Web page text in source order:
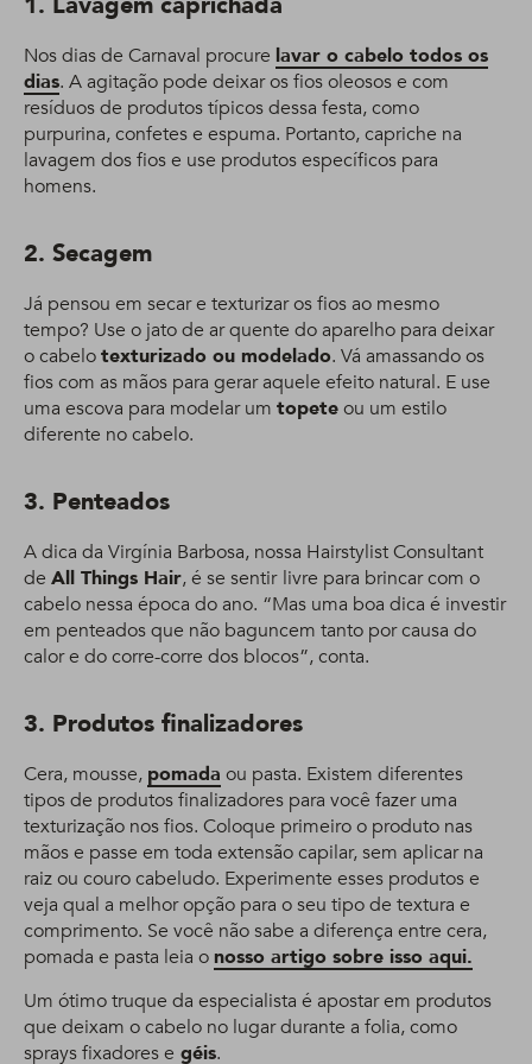
Nos dias de Carnaval procure lavar o cabelo todos os
dias. A agitação pode deixar os fios oleosos e com
resíduos de produtos típicos dessa festa, como
purpurina, confetes e espuma. Portanto, capriche na
lavagem dos fios e use produtos específicos para
homens.
2. Secagem
Já pensou em secar e texturizar os fios ao mesmo
tempo? Use o jato de ar quente do aparelho para deixar
o cabelotexturizado ou modelado. Vá amassando os
fios com as mãos para gerar aquele efeito natural. E use
uma escova para modelar um topeteou um estilo
diferente no cabelo.
3. Penteados
A dica da Virgínia Barbosa, nossa Hairstylist Consultant
de All Things Hair, é se sentir livre para brincar com o
cabelo nessa época do ano. “Mas uma boa dica é investir
em penteados que não baguncem tanto por causa do
calor e do corre-corre dos blocos”, conta.
3. Produtos finalizadores
Cera, mousse, pomada ou pasta. Existem diferentes
tipos de produtos finalizadores para você fazer uma
texturização nos fios. Coloque primeiro o produto nas
mãos e passe em toda extensão capilar, sem aplicar na
raiz ou couro cabeludo. Experimente esses produtos e
veja qual a melhor opção para o seu tipo de textura e
comprimento. Se você não sabe a diferença entre cera,
pomada e pasta leia onosso artigo sobre isso aqui.
Um ótimo truque da especialista é apostar em produtos
que deixam o cabelo no lugar durante a folia, como
sprays fixadores e géis.